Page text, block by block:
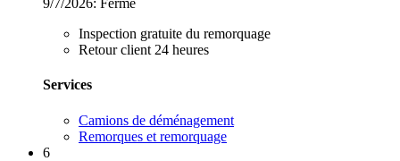
9/7/2026: Fermé
Inspection gratuite du remorquage
Retour client 24 heures
Services
Camions de déménagement
Remorques et remorquage
6